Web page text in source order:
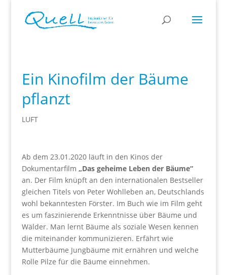
Ein Kinofilm der Bäume
pflanzt
LUFT
Ab dem 23.01.2020 läuft in den Kinos der
Dokumentarfilm „Das geheime Leben der Bäume“
an. Der Film knüpft an den internationalen Bestseller
gleichen Titels von Peter Wohlleben an, Deutschlands
wohl bekanntesten Förster. Im Buch wie im Film geht
es um faszinierende Erkenntnisse über Bäume und
Wälder. Man lernt Bäume als soziale Wesen kennen
die miteinander kommunizieren. Erfährt wie
Mutterbäume Jungbäume mit ernähren und welche
Rolle Pilze für die Bäume einnehmen.